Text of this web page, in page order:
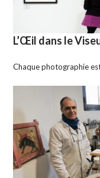
L’Œil dans le
Chaque photographie